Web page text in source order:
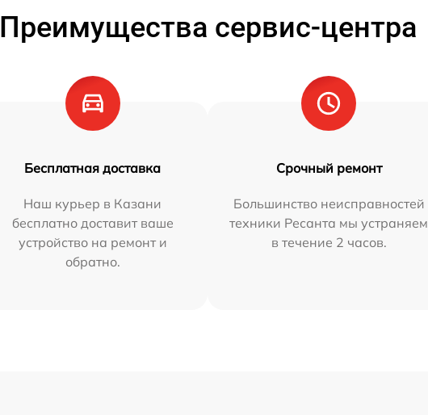
Преимущества сервис-центра
Бесплатная доставка
Наш курьер в Казани
бесплатно доставит ваше
устройство на ремонт и
обратно.
Срочный ремонт
Большинство неисправностей
техники Ресанта мы устраняем
в течение 2 часов.